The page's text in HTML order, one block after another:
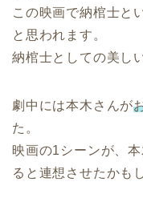
この映画で納棺士と
と思われます。
納棺士としての美し
劇中には本木さんが
た。
映画の1シーンが、
ると連想させたかも